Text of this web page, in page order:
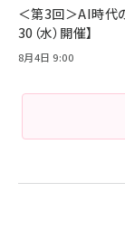
＜第3回＞AI時代
30（水）開催】
8月4日 9:00